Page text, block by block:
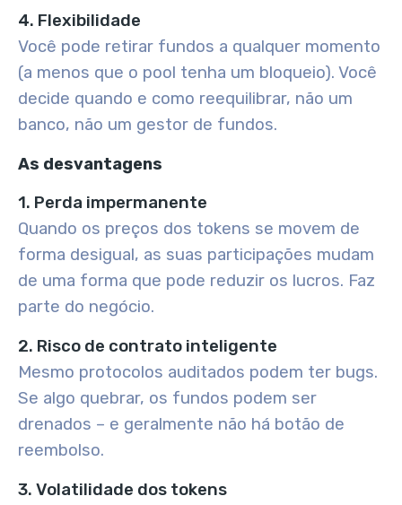
4. Flexibilidade
Você pode retirar fundos a qualquer momento
(a menos que o pool tenha um bloqueio). Você
decide quando e como reequilibrar, não um
banco, não um gestor de fundos.
As desvantagens
1. Perda impermanente
Quando os preços dos tokens se movem de
forma desigual, as suas participações mudam
de uma forma que pode reduzir os lucros. Faz
parte do negócio.
2. Risco de contrato inteligente
Mesmo protocolos auditados podem ter bugs.
Se algo quebrar, os fundos podem ser
drenados – e geralmente não há botão de
reembolso.
3. Volatilidade dos tokens